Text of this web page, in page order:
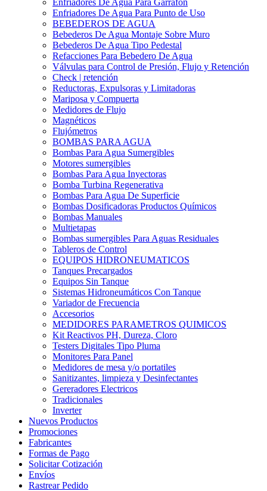
Enfriadores De Agua Para Garrafón
Enfriadores De Agua Para Punto de Uso
BEBEDEROS DE AGUA
Bebederos De Agua Montaje Sobre Muro
Bebederos De Agua Tipo Pedestal
Refacciones Para Bebedero De Agua
Válvulas para Control de Presión, Flujo y Retención
Check | retención
Reductoras, Expulsoras y Limitadoras
Mariposa y Compuerta
Medidores de Flujo
Magnéticos
Flujómetros
BOMBAS PARA AGUA
Bombas Para Agua Sumergibles
Motores sumergibles
Bombas Para Agua Inyectoras
Bomba Turbina Regenerativa
Bombas Para Agua De Superficie
Bombas Dosificadoras Productos Químicos
Bombas Manuales
Multietapas
Bombas sumergibles Para Aguas Residuales
Tableros de Control
EQUIPOS HIDRONEUMATICOS
Tanques Precargados
Equipos Sin Tanque
Sistemas Hidroneumáticos Con Tanque
Variador de Frecuencia
Accesorios
MEDIDORES PARAMETROS QUIMICOS
Kit Reactivos PH, Dureza, Cloro
Testers Digitales Tipo Pluma
Monitores Para Panel
Medidores de mesa y/o portatiles
Sanitizantes, limpieza y Desinfectantes
Gereradores Electricos
Tradicionales
Inverter
Nuevos Productos
Promociones
Fabricantes
Formas de Pago
Solicitar Cotización
Envíos
Rastrear Pedido